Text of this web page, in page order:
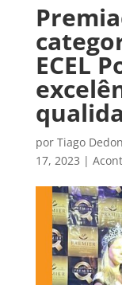
ECEL
por Tiago
17, 2023 |